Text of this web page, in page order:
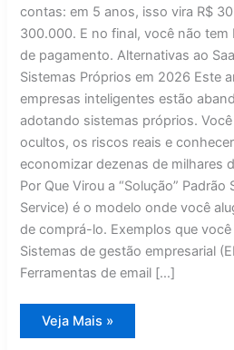
contas: em 5 anos, isso vira R$
300.000. E no final, você não tem
de pagamento. Alternativas ao
Sistemas Próprios em 2026 Este
empresas inteligentes estão
adotando sistemas próprios.
ocultos, os riscos reais e
economizar dezenas de milhares
Por Que Virou a “Solução” Padrão
Service) é o modelo onde você
de comprá-lo. Exemplos que
Sistemas de gestão empresarial
Ferramentas de email […]
Alternativas
Veja Mais »